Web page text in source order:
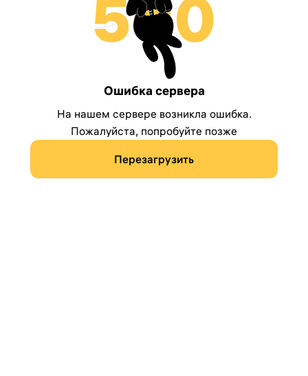
Ошибка сервера
На нашем сервере возникла ошибка.
Пожалуйста, попробуйте позже
Перезагрузить